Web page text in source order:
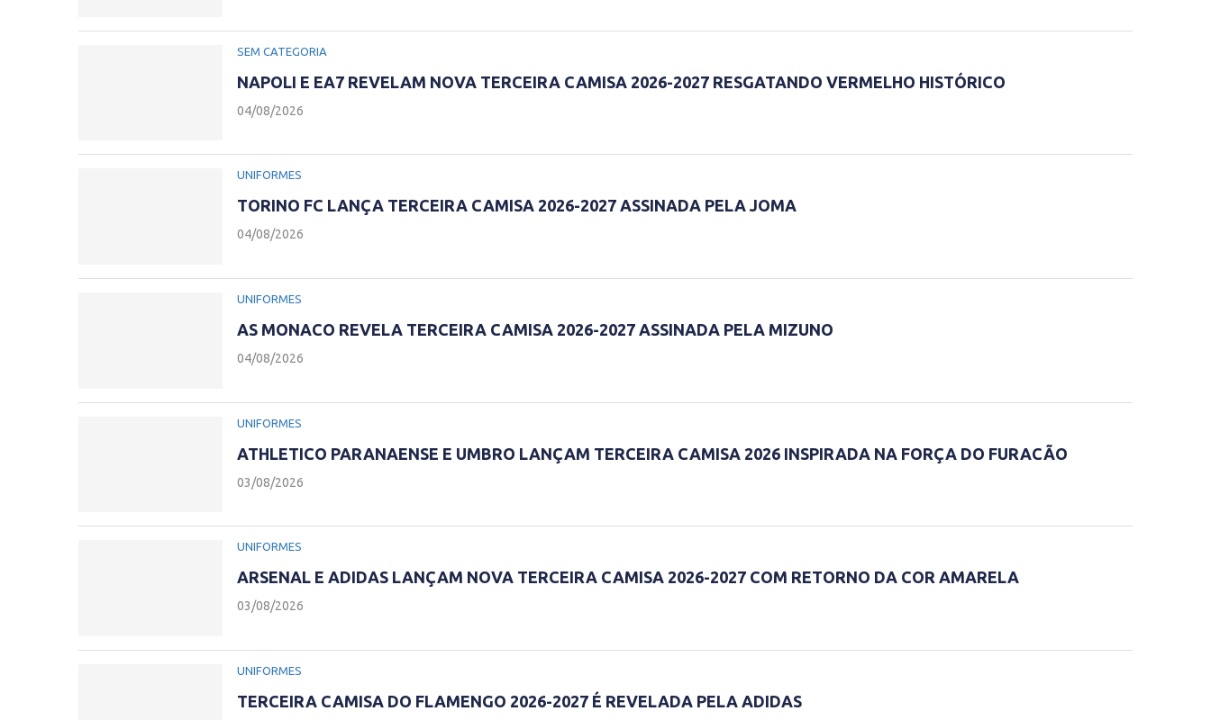
SEM CATEGORIA
NAPOLI E EA7 REVELAM NOVA TERCEIRA CAMISA 2026-2027 RESGATANDO VERMELHO HISTÓRICO
04/08/2026
UNIFORMES
TORINO FC LANÇA TERCEIRA CAMISA 2026-2027 ASSINADA PELA JOMA
04/08/2026
UNIFORMES
AS MONACO REVELA TERCEIRA CAMISA 2026-2027 ASSINADA PELA MIZUNO
04/08/2026
UNIFORMES
ATHLETICO PARANAENSE E UMBRO LANÇAM TERCEIRA CAMISA 2026 INSPIRADA NA FORÇA DO FURACÃO
03/08/2026
UNIFORMES
ARSENAL E ADIDAS LANÇAM NOVA TERCEIRA CAMISA 2026-2027 COM RETORNO DA COR AMARELA
03/08/2026
UNIFORMES
TERCEIRA CAMISA DO FLAMENGO 2026-2027 É REVELADA PELA ADIDAS